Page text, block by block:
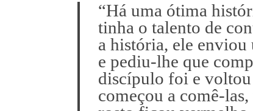
“Há uma ótima
tinha o talento de
a história, ele enviou
e pediu-lhe que
discípulo foi e voltou
começou a comê-